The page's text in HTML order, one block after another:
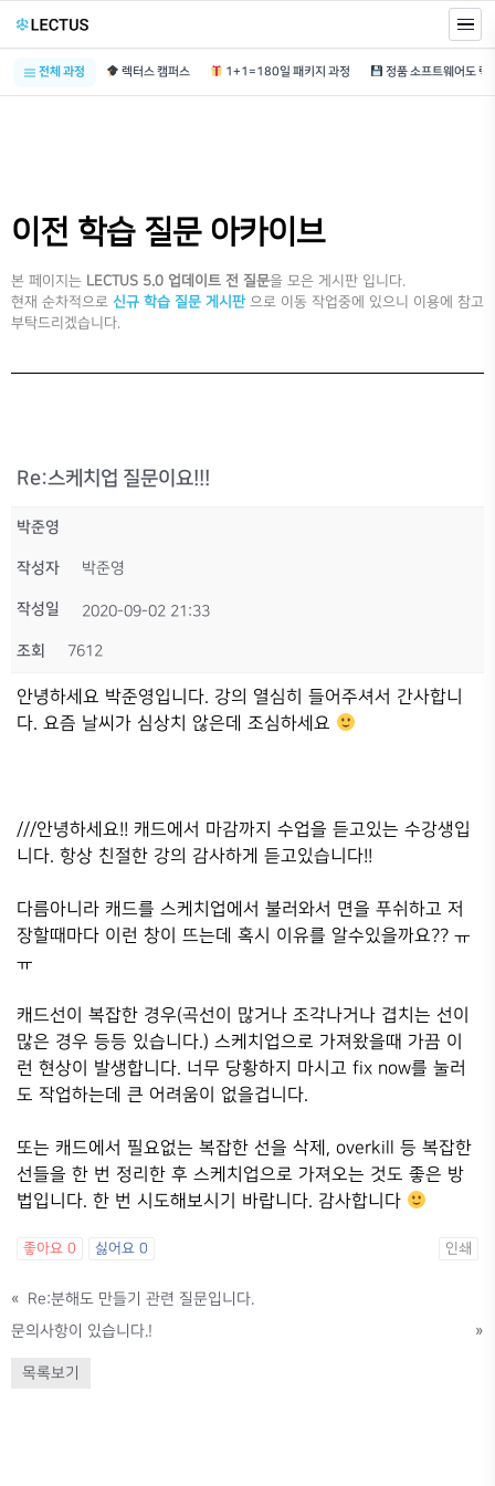
전체 과정 렉터스 캠퍼스 1+1=180일 패키지 과정
이전 학습 질문 아카이브
본 페이지는 LECTUS 5.0 업데이트 전 질문을 모은 게시판 입니다.
현재 순차적으로 신규 학습 질문 게시판 으로 이동 작업중에 있으니 이용에 참고
부탁드리겠습니다.
Re:스케치업 질문이요!!!
박준영
작성자 박준영
작성일 2020-09-02 21:33
조회 7612
안녕하세요 박준영입니다. 강의 열심히 들어주셔서 간사합니
다. 요즘 날씨가 심상치 않은데 조심하세요
///안녕하세요!! 캐드에서 마감까지 수업을 듣고있는 수강생입
니다. 항상 친절한 강의 감사하게 듣고있습니다!!
다름아니라 캐드를 스케치업에서 불러와서 면을 푸쉬하고 저
장할때마다 이런 창이 뜨는데 혹시 이유를 알수있을까요?? ㅠ
ㅠ
캐드선이 복잡한 경우(곡선이 많거나 조각나거나 겹치는 선이
많은 경우 등등 있습니다.) 스케치업으로 가져왔을때 가끔 이
런 현상이 발생합니다. 너무 당황하지 마시고 fix now를 눌러
도 작업하는데 큰 어려움이 없을겁니다.
또는 캐드에서 필요없는 복잡한 선을 삭제, overkill 등 복잡한
선들을 한 번 정리한 후 스케치업으로 가져오는 것도 좋은 방
법입니다. 한 번 시도해보시기 바랍니다. 감사합니다
좋아요 0 싫어요 0 인쇄
« Re:분해도 만들기 관련 질문입니다.
문의사항이 있습니다.!
»
목록보기